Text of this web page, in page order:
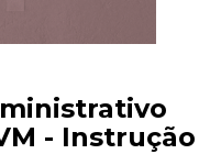
- Instrução